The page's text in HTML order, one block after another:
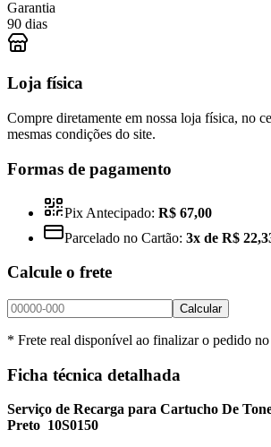
Garantia
90 dias
Loja física
Compre diretamente em nossa loja física, no
mesmas condições do site.
Formas de pagamento
Pix Antecipado: R$ 67,00
Parcelado no Cartão: 3x de R$
Calcule o frete
Calcular
* Frete real disponível ao finalizar o pedido
Ficha técnica detalhada
Serviço de Recarga para Cartucho De
Preto 10S0150